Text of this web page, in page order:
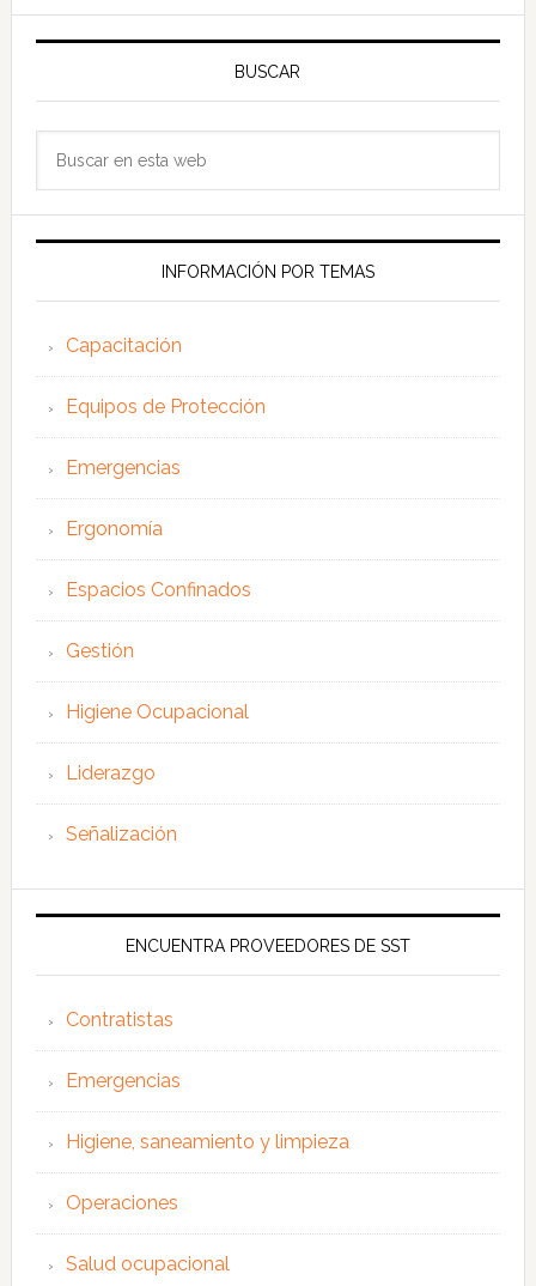
BUSCAR
web
INFORMACIÓN POR TEMAS
Capacitación
Equipos de Protección
Emergencias
Ergonomía
Espacios Confinados
Gestión
Higiene Ocupacional
Liderazgo
Señalización
ENCUENTRA PROVEEDORES DE SST
Contratistas
Emergencias
Higiene, saneamiento y limpieza
Operaciones
Salud ocupacional